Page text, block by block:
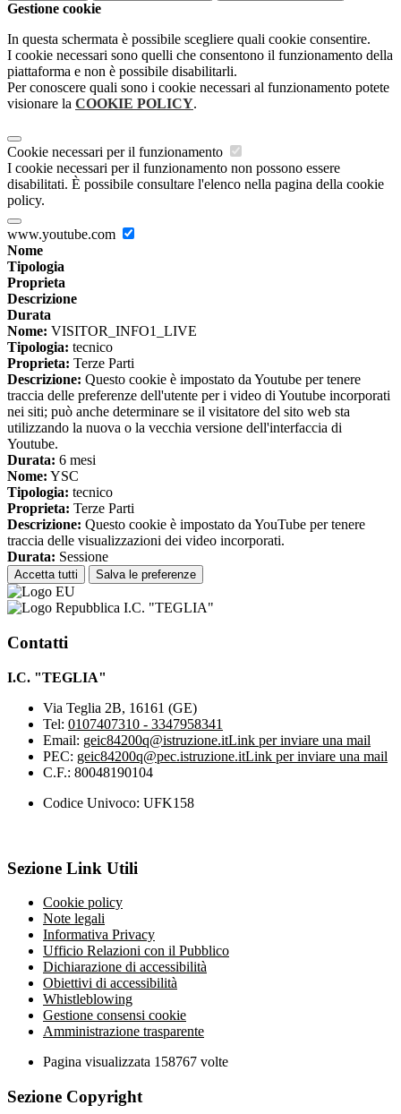
Gestione cookie
In questa schermata è possibile scegliere quali cookie consentire.
I cookie necessari sono quelli che consentono il funzionamento della
piattaforma e non è possibile disabilitarli.
Per conoscere quali sono i cookie necessari al funzionamento potete
visionare la COOKIE POLICY.
Cookie necessari per il funzionamento
I cookie necessari per il funzionamento non possono essere
disabilitati. È possibile consultare l'elenco nella pagina della cookie
policy.
www.youtube.com
Nome
Tipologia
Proprieta
Descrizione
Durata
Nome: VISITOR_INFO1_LIVE
Tipologia: tecnico
Proprieta: Terze Parti
Descrizione: Questo cookie è impostato da Youtube per tenere
traccia delle preferenze dell'utente per i video di Youtube incorporati
nei siti; può anche determinare se il visitatore del sito web sta
utilizzando la nuova o la vecchia versione dell'interfaccia di
Youtube.
Durata: 6 mesi
Nome: YSC
Tipologia: tecnico
Proprieta: Terze Parti
Descrizione: Questo cookie è impostato da YouTube per tenere
traccia delle visualizzazioni dei video incorporati.
Durata: Sessione
Accetta tutti Salva le preferenze
I.C. "TEGLIA"
Contatti
I.C. "TEGLIA"
Via Teglia 2B, 16161 (GE)
Tel: 0107407310 - 3347958341
Email: geic84200q@istruzione.itLink per inviare una mail
PEC: geic84200q@pec.istruzione.itLink per inviare una mail
C.F.: 80048190104
Codice Univoco: UFK158
Sezione Link Utili
Cookie policy
Note legali
Informativa Privacy
Ufficio Relazioni con il Pubblico
Dichiarazione di accessibilità
Obiettivi di accessibilità
Whistleblowing
Gestione consensi cookie
Amministrazione trasparente
Pagina visualizzata 158767 volte
Sezione Copyright